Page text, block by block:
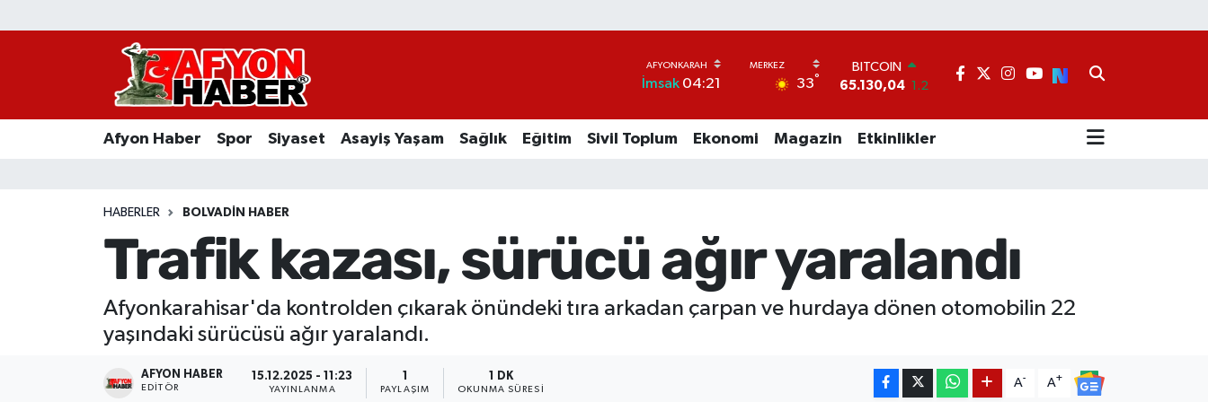
İmsak04:21 33°
65.130,04
1.2
DOLAR
EURO
55,1652 0.27
13.773
-19
Afyon Haber Spor Siyaset Asayiş Yaşam Sağlık Eğitim Sivil Toplum Ekonomi Magazin Etkinlikler
HABERLER BOLVADIN HABER
Trafik kazası, sürücü ağır yaralandı
Afyonkarahisar'da kontrolden çıkarak önündeki tıra arkadan çarpan ve hurdaya dönen otomobilin 22
yaşındaki sürücüsü ağır yaralandı.
AFYON HABER
EDITÖR
15.12.2025 - 11:23
YAYINLANMA PAYLAŞIM
1 DK
OKUNMA SÜRESI
A- A+
Afyon Haber
Asayiş Yaşam
Sivil Toplum
Ekonomi